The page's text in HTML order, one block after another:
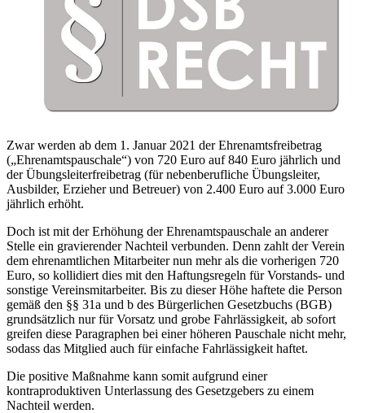
Zwar werden ab dem 1. Januar 2021 der Ehrenamtsfreibetrag
(„Ehrenamtspauschale“) von 720 Euro auf 840 Euro jährlich und
der Übungsleiterfreibetrag (für nebenberufliche Übungsleiter,
Ausbilder, Erzieher und Betreuer) von 2.400 Euro auf 3.000 Euro
jährlich erhöht.
Doch ist mit der Erhöhung der Ehrenamtspauschale an anderer
Stelle ein gravierender Nachteil verbunden. Denn zahlt der Verein
dem ehrenamtlichen Mitarbeiter nun mehr als die vorherigen 720
Euro, so kollidiert dies mit den Haftungsregeln für Vorstands- und
sonstige Vereinsmitarbeiter. Bis zu dieser Höhe haftete die Person
gemäß den §§ 31a und b des Bürgerlichen Gesetzbuchs (BGB)
grundsätzlich nur für Vorsatz und grobe Fahrlässigkeit, ab sofort
greifen diese Paragraphen bei einer höheren Pauschale nicht mehr,
sodass das Mitglied auch für einfache Fahrlässigkeit haftet.
Die positive Maßnahme kann somit aufgrund einer
kontraproduktiven Unterlassung des Gesetzgebers zu einem
Nachteil werden.